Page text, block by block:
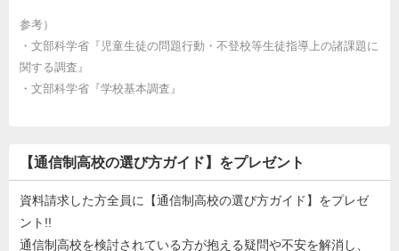
参考）
・ 文部科学省『児童生徒の問題行動・不登校等生徒指導上の諸課題に
関する調査』
・ 文部科学省『学校基本調査』
【通信制高校の選び方ガイド】をプレゼント
資料請求した方全員に【通信制高校の選び方ガイド】をプレゼ
ント!!
通信制高校を検討されている方が抱える疑問や不安を解消し、